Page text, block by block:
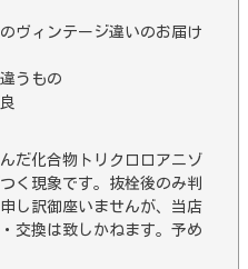
ヴィンテージ違いのお届け
うもの
だ化合物トリクロロアニゾ
く現象です。抜栓後のみ判
し訳御座いませんが、当店
交換は致しかねます。予め